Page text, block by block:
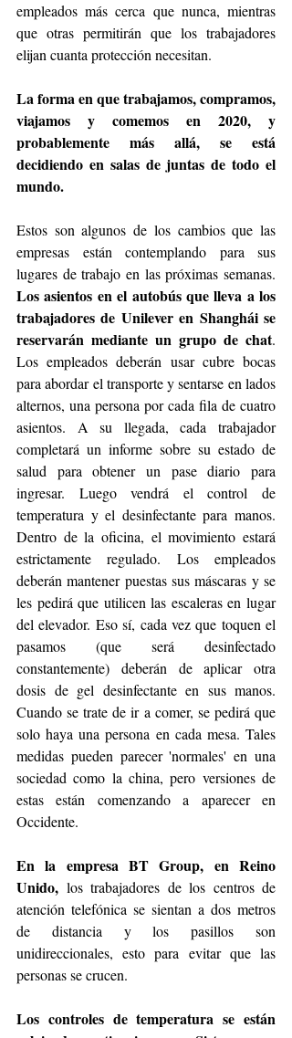
empleados más cerca que nunca, mientras
que otras permitirán que los trabajadores
elijan cuanta protección necesitan.
La forma en que trabajamos, compramos,
viajamos y comemos en 2020, y
probablemente más allá, se está
decidiendo en salas de juntas de todo el
mundo.
Estos son algunos de los cambios que las
empresas están contemplando para sus
Los asientos en el autobús que lleva a los
trabajadores de Unilever en Shanghái se
reservarán mediante un grupo de chat.
Los empleados deberán usar cubre bocas
para abordar el transporte y sentarse en lados
alternos, una persona por cada fila de cuatro
asientos. A su llegada, cada trabajador
completará un informe sobre su estado de
salud para obtener un pase diario para
ingresar. Luego vendrá el control de
temperatura y el desinfectante para manos.
Dentro de la oficina, el movimiento estará
estrictamente regulado. Los empleados
deberán mantener puestas sus máscaras y se
les pedirá que utilicen las escaleras en lugar
del elevador. Eso sí, cada vez que toquen el
pasamos (que será desinfectado
constantemente) deberán de aplicar otra
dosis de gel desinfectante en sus manos.
Cuando se trate de ir a comer, se pedirá que
solo haya una persona en cada mesa. Tales
medidas pueden parecer 'normales' en una
sociedad como la china, pero versiones de
estas están comenzando a aparecer en
Occidente.
En la empresa BT Group, en Reino
Unido, los trabajadores de los centros de
atención telefónica se sientan a dos metros
de distancia y los pasillos son
unidireccionales, esto para evitar que las
personas se crucen.
Los controles de temperatura se están